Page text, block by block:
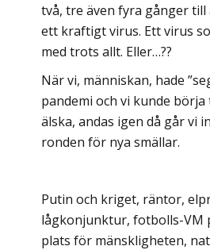
två, tre även fyra gånger till
ett kraftigt virus. Ett virus
med trots allt. Eller…??
När vi, människan, hade
pandemi och vi kunde börja
älska, andas igen då går vi
ronden för nya smällar.
Putin och kriget, räntor,
lågkonjunktur, fotbolls-VM
plats för mänskligheten,